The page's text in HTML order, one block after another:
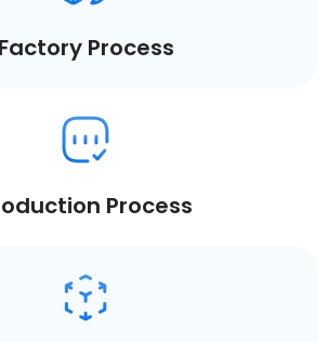
Factory Process
Process